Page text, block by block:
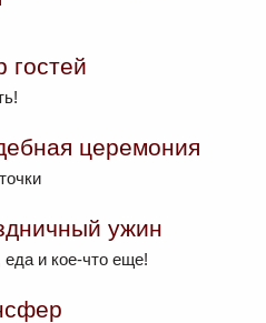
гостей
церемония
ужин
и кое-что еще!